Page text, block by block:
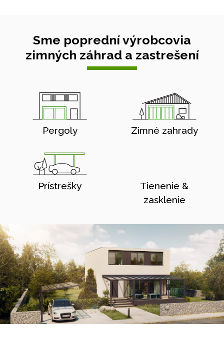
Sme poprední výrobcovia
zimných záhrad a zastrešení
Pergoly Zimné zahrady
Prístrešky
Tienenie &
zasklenie